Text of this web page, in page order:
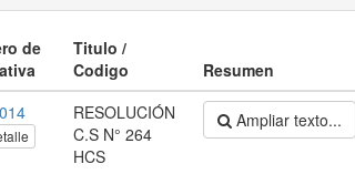
de
Titulo /
Codigo
Resumen
RESOLUCIÓN
C.S N° 264
HCS
Ampliar texto...